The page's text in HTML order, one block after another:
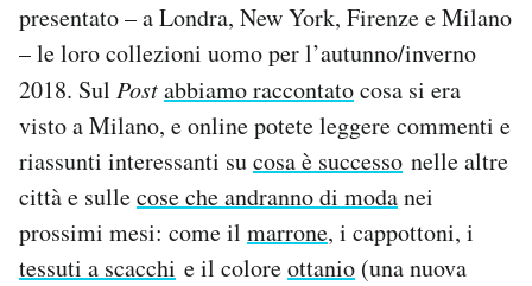
AREA PERSONALE
Area Personale
Regala il Post
Hai bisogno di aiuto?
Esci
presentato – a Londra, New York, Firenze e Milano
– le loro collezioni uomo per l’autunno/inverno
2018. Sul Postabbiamo raccontatocosa si era
visto a Milano, e online potete leggere commenti e
riassunti interessanti sucosa è successo nelle altre
città e sullecose che andranno di modanei
prossimi mesi: come il marrone, i cappottoni, i
tessuti a scacchi e il coloreottanio (una nuova